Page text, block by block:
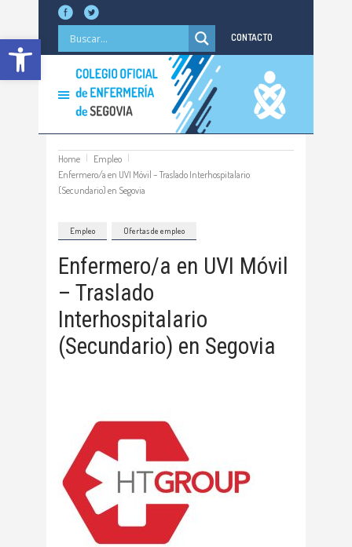
Abrir barra de herramientas CONTACTO
Home
Empleo
Enfermero/a en UVI Móvil – Traslado Interhospitalario
(Secundario) en Segovia
Empleo Ofertas de empleo
Enfermero/a en UVI Móvil
– Traslado
Interhospitalario
(Secundario) en Segovia